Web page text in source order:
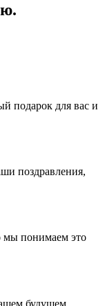
подарок для вас и
поздравления,
мы понимаем это
будущем